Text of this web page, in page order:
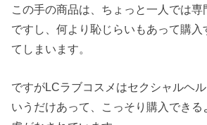
この手の商品は、ちょっと一人では専
ですし、何より恥じらいもあって購入
てしまいます。
ですがLCラブコスメはセクシャルヘ
いうだけあって、こっそり購入でき